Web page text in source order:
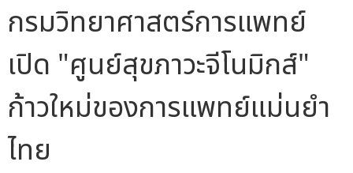
กรมวิทยาศาสตร์การแพทย์
เปิด "ศูนย์สุขภาวะจีโนมิกส์"
ก้าวใหม่ของการแพทย์แม่นยำ
ไทย